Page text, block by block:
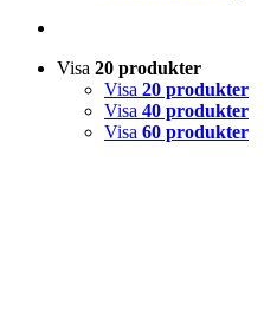
Visa 20 produkter
Visa 20 produkter
Visa 40 produkter
Visa 60 produkter